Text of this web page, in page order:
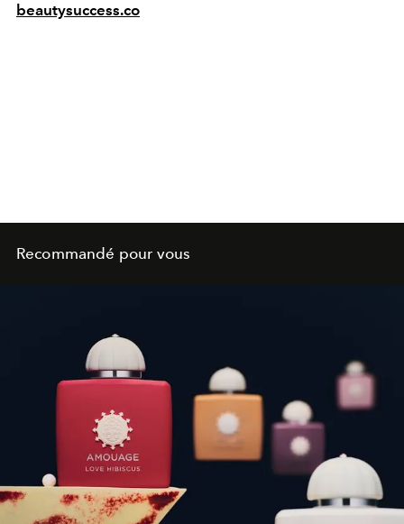
beautysuccess.co
Recommandé pour vous